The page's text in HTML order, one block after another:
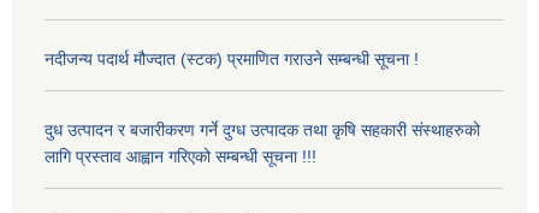
नदीजन्य पदार्थ मौज्दात (स्टक) प्रमाणित गराउने सम्बन्धी सूचना !
दुध उत्पादन र बजारीकरण गर्ने दुग्ध उत्पादक तथा कृषि सहकारी संस्थाहरुको
लागि प्रस्ताव आह्वान गरिएको सम्बन्धी सूचना !!!